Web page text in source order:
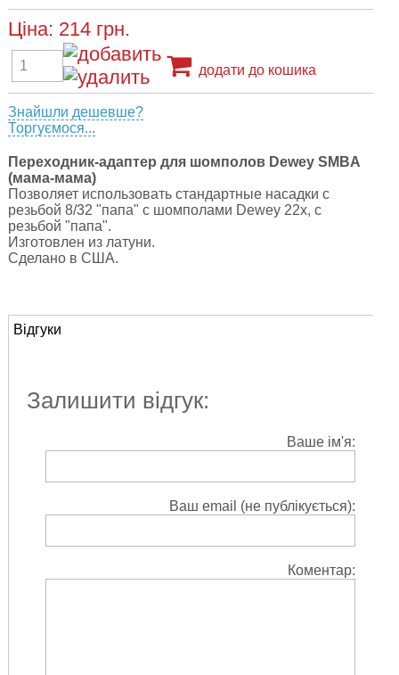
Ціна: 214 грн.
додати до кошика
Знайшли дешевше?
Торгуємося...
Переходник-адаптер для шомполов Dewey SMBA
(мама-мама)
Позволяет использовать стандартные насадки с
резьбой 8/32 "папа" с шомполами Dewey 22x, с
резьбой "папа".
Изготовлен из латуни.
Сделано в США.
Відгуки
Залишити відгук:
Ваше ім'я:
Ваш email (не публікується):
Коментар: